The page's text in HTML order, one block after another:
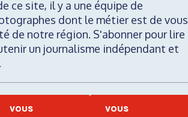
ce site, il y a une équipe de
dont le métier est de vous
de notre région. S'abonner pour lire
un journalisme indépendant et
VOUS
VOUS